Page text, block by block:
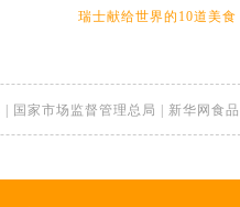
瑞士献给世界的10道美食
国家市场监督管理总局 新华网食品